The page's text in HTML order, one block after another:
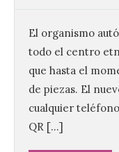
El organismo
todo el centro
que hasta el
de piezas. El
cualquier
QR […]